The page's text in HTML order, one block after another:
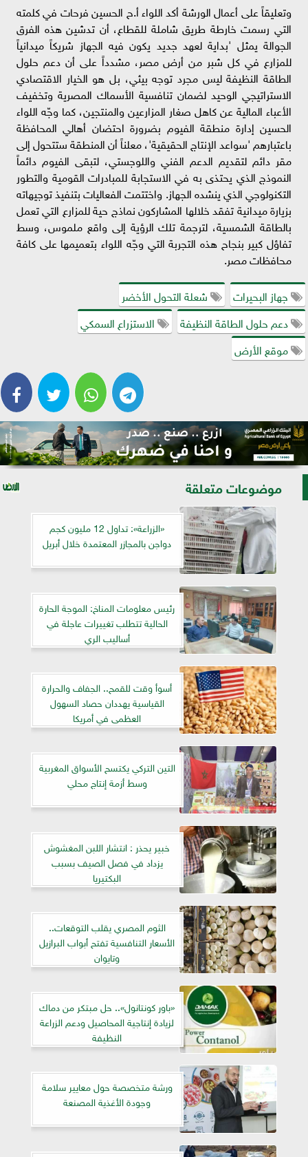
وتعليقاً على أعمال الورشة أكد اللواء أ.ح الحسين فرحات في كلمته
التي رسمت خارطة طريق شاملة للقطاع، أن تدشين هذه الفرق
الجوالة يمثل 'بداية لعهد جديد يكون فيه الجهاز شريكاً ميدانياً
للمزارع في كل شبر من أرض مصر، مشدداً على أن دعم حلول
الطاقة النظيفة ليس مجرد توجه بيئي، بل هو الخيار الاقتصادي
الاستراتيجي الوحيد لضمان تنافسية الأسماك المصرية وتخفيف
الأعباء المالية عن كاهل صغار المزارعين والمنتجين، كما وجّه اللواء
الحسين إدارة منطقة الفيوم بضرورة احتضان أهالي المحافظة
باعتبارهم 'سواعد الإنتاج الحقيقية'، معلناً أن المنطقة ستتحول إلى
مقر دائم لتقديم الدعم الفني واللوجستي، لتبقى الفيوم دائماً
النموذج الذي يحتذى به في الاستجابة للمبادرات القومية والتطور
التكنولوجي الذي ينشده الجهاز. واختتمت الفعاليات بتنفيذ توجيهاته
بزيارة ميدانية تفقد خلالها المشاركون نماذج حية للمزارع التي تعمل
بالطاقة الشمسية، لترجمة تلك الرؤية إلى واقع ملموس، وسط
تفاؤل كبير بنجاح هذه التجربة التي وجّه اللواء بتعميمها على كافة
محافظات مصر.
جهاز البحيرات
شعلة التحول الأخضر
دعم حلول الطاقة النظيفة
الاستزراع السمكي
موقع الأرض
موضوعات متعلقة
«الزراعة»: تداول 12 مليون كجم
دواجن بالمجازر المعتمدة خلال أبريل
رئيس معلومات المناخ: الموجة الحارة
الحالية تتطلب تغييرات عاجلة في
أساليب الري
أسوأ وقت للقمح.. الجفاف والحرارة
القياسية يهددان حصاد السهول
العظمى في أمريكا
التين التركي يكتسح الأسواق المغربية
وسط أزمة إنتاج محلي
خبير يحذر : انتشار اللبن المغشوش
يزداد في فصل الصيف بسبب
البكتيريا
الثوم المصري يقلب التوقعات..
الأسعار التنافسية تفتح أبواب البرازيل
وتايوان
«باور كونتانول».. حل مبتكر من دماك
لزيادة إنتاجية المحاصيل ودعم الزراعة
النظيفة
ورشة متخصصة حول معايير سلامة
وجودة الأغذية المصنعة